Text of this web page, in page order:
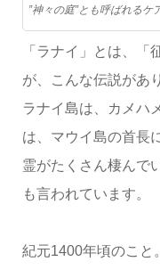
”神々の庭”とも呼ばれる
「ラナイ」とは、「
が、こんな伝説があ
ラナイ島は、カメハ
は、マウイ島の首長
霊がたくさん棲んで
も言われています。
紀元1400年頃のこと